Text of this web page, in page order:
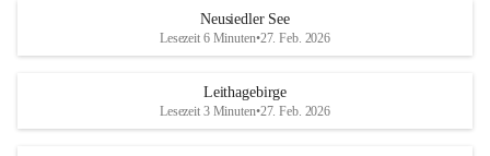
S
und den daraus folgenden wirtschaftlichen
Maßnahmen zur Bekämpfung
r
S
Neusiedler See
Lesezeit 6 Minuten•27. Feb. 2026
Leithagebirge
Lesezeit 3 Minuten•27. Feb. 2026